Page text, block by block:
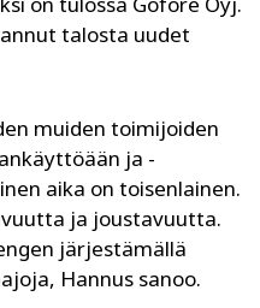
talosta uudet
muiden toimijoiden
ja -
aika on toisenlainen.
ja joustavuutta.
järjestämällä
Hannus sanoo.